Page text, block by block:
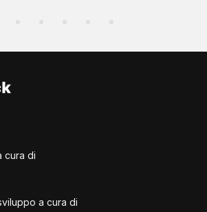
cura di
a cura di